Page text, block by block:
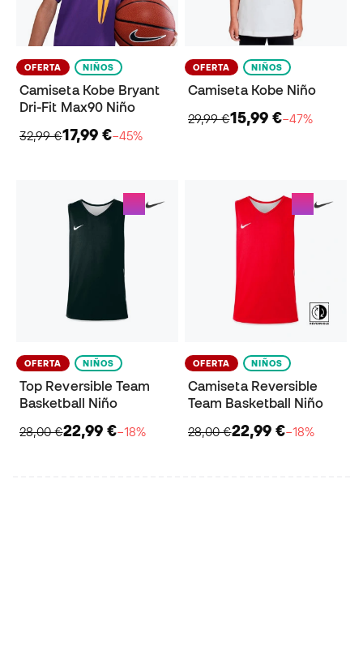
OFERTA NIÑOS
Camiseta Kobe Bryant
Dri-Fit Max90 Niño
32,99 €17,99 €−45%
OFERTA NIÑOS
Camiseta Kobe Niño
29,99 €15,99 €−47%
OFERTA NIÑOS
Top Reversible Team
Basketball Niño
28,00 €22,99 €−18%
OFERTA NIÑOS
Camiseta Reversible
Team Basketball Niño
28,00 €22,99 €−18%